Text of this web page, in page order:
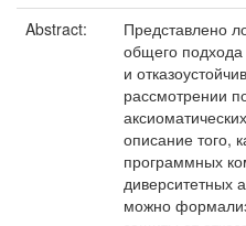
Abstract:
Представлено
общего подхода
и
рассмотрении
описание того,
программных
диверситетных
можно